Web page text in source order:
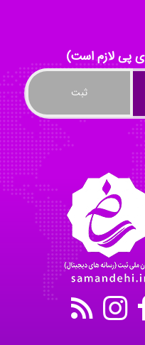
ayda habibnejad
Nazaninkarkon
Omid
پی لازم است)